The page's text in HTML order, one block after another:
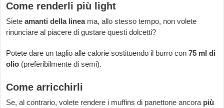
Come renderli più light
Sieteamanti della lineama, allo stesso tempo, non volete
rinunciare al piacere di gustare questi dolcetti?
Potete dare un taglio alle calorie sostituendo il burro con 75 ml di
olio (preferibilmente di semi).
Come arricchirli
Se, al contrario, volete rendere i muffins di panettone ancora più